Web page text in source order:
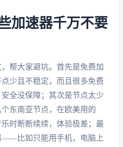
加速器千万不要
帮大家避坑。首先是免费加
少且不稳定，而且很多免费
全没保障；其次是节点太少
东南亚节点，在欧美用的
时断断续续，体验极差；最
——比如只能用手机，电脑上